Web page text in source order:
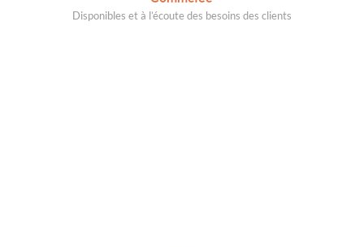
Disponibles et à l’écoute des besoins des clients